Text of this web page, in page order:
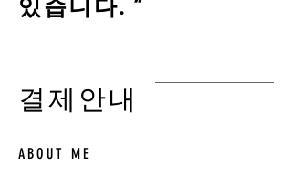
있습니다. ”
결제안내
ABOUT ME